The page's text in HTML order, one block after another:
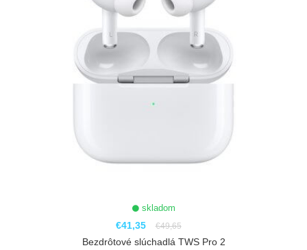
skladom
€41,35 €49,65
Bezdrôtové slúchadlá TWS Pro 2